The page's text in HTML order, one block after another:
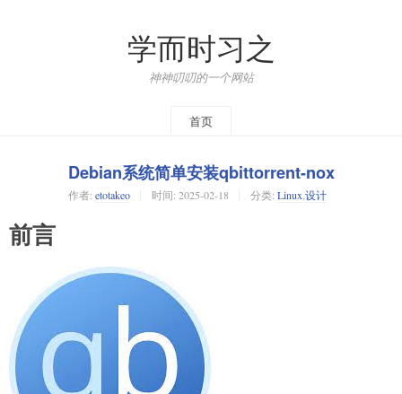
学而时习之
神神叨叨的一个网站
首页
Debian系统简单安装qbittorrent-nox
作者: etotakeo 时间: 2025-02-18 分类: Linux 设计
前言